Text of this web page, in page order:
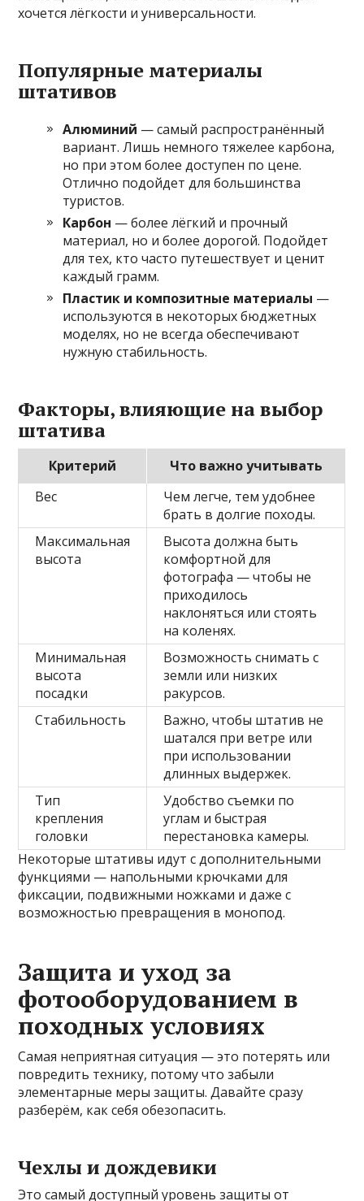
хочется лёгкости и универсальности.
Популярные материалы
штативов
Алюминий — самый распространённый
вариант. Лишь немного тяжелее карбона,
но при этом более доступен по цене.
Отлично подойдет для большинства
туристов.
Карбон — более лёгкий и прочный
материал, но и более дорогой. Подойдет
для тех, кто часто путешествует и ценит
каждый грамм.
Пластик и композитные материалы —
используются в некоторых бюджетных
моделях, но не всегда обеспечивают
нужную стабильность.
Факторы, влияющие на выбор
штатива
Критерий
Что важно учитывать
Вес
Чем легче, тем удобнее
брать в долгие походы.
Максимальная
высота
Высота должна быть
комфортной для
фотографа — чтобы не
приходилось
наклоняться или стоять
на коленях.
Минимальная
высота
посадки
Возможность снимать с
земли или низких
ракурсов.
Стабильность
Важно, чтобы штатив не
шатался при ветре или
при использовании
длинных выдержек.
Тип
крепления
головки
Удобство съемки по
углам и быстрая
перестановка камеры.
Некоторые штативы идут с дополнительными
функциями — напольными крючками для
фиксации, подвижными ножками и даже с
возможностью превращения в монопод.
Защита и уход за
фотооборудованием в
походных условиях
Самая неприятная ситуация — это потерять или
повредить технику, потому что забыли
элементарные меры защиты. Давайте сразу
разберём, как себя обезопасить.
Чехлы и дождевики
Это самый доступный уровень защиты от